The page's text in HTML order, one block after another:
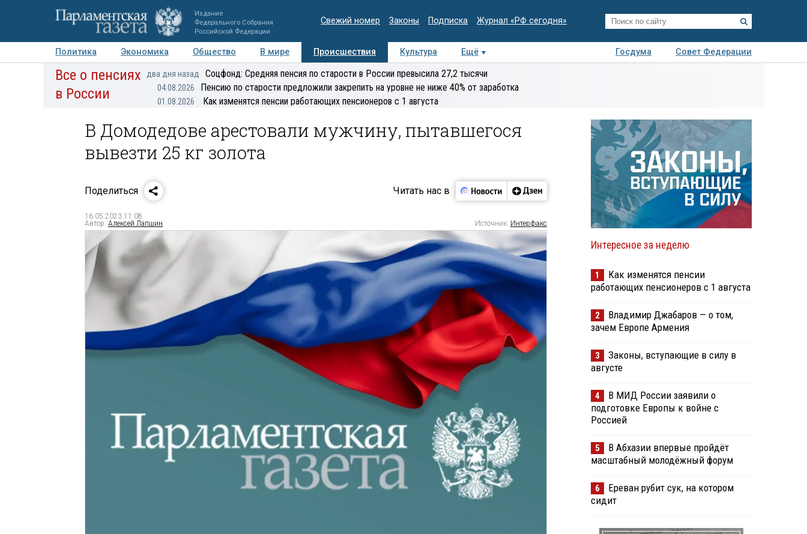
Издание
Федерального Собрания
Российской Федерации
Свежий номер Законы Подписка Журнал «РФ сегодня»
Политика Экономика Общество В мире Происшествия Культура Ещё Госдума
Совет Федерации
Авторы Персоны Мнения Регионы Медиацентр Интервью Колумнисты
Все о пенсиях
в России
два дня назад Соцфонд: Средняя пенсия по старости в России превысила 27,2 тысячи
04.08.2026 Пенсию по старости предложили закрепить на уровне не ниже 40% от заработка
01.08.2026 Как изменятся пенсии работающих пенсионеров с 1 августа
В Домодедове арестовали мужчину, пытавшегося
вывезти 25 кг золота
Поделиться Читать нас в
16.05.2023 11:08
Автор: Алексей Лапшин Источник: Интерфакс
Интересное за неделю
1
Как изменятся пенсии
работающих пенсионеров с 1 августа
2
Владимир Джабаров — о том,
зачем Европе Армения
3
Законы, вступающие в силу в
августе
4
В МИД России заявили о
подготовке Европы к войне с
Россией
5
В Абхазии впервые пройдёт
масштабный молодёжный форум
6
Ереван рубит сук, на котором
сидит